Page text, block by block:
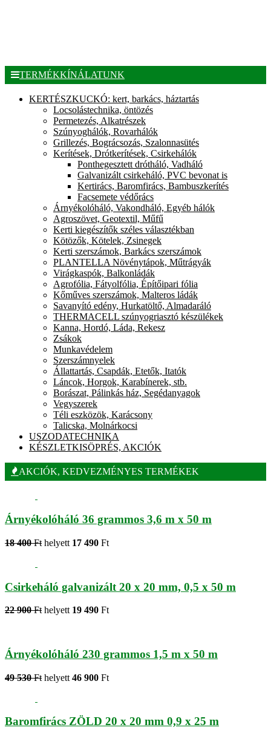
TERMÉKKÍNÁLATUNK
KERTÉSZKUCKÓ: kert, barkács, háztartás
Locsolástechnika, öntözés
Permetezés, Alkatrészek
Szúnyoghálók, Rovarhálók
Grillezés, Bográcsozás, Szalonnasütés
Kerítések, Drótkerítések, Csirkehálók
Ponthegesztett drótháló, Vadháló
Galvanizált csirkeháló, PVC bevonat is
Kertirács, Baromfirács, Bambuszkerítés
Facsemete védőrács
Árnyékolóháló, Vakondháló, Egyéb hálók
Agroszövet, Geotextil, Műfű
Kerti kiegészítők széles választékban
Kötözők, Kötelek, Zsinegek
Kerti szerszámok, Barkács szerszámok
PLANTELLA Növénytápok, Műtrágyák
Virágkaspók, Balkonládák
Agrofólia, Fátyolfólia, Építőipari fólia
Kőműves szerszámok, Malteros ládák
Savanyító edény, Hurkatöltő, Almadaráló
THERMACELL szúnyogriasztó készülékek
Kanna, Hordó, Láda, Rekesz
Zsákok
Munkavédelem
Szerszámnyelek
Állattartás, Csapdák, Etetők, Itatók
Láncok, Horgok, Karabínerek, stb.
Borászat, Pálinkás ház, Segédanyagok
Vegyszerek
Téli eszközök, Karácsony
Talicska, Molnárkocsi
USZODATECHNIKA
KÉSZLETKISÖPRÉS, AKCIÓK
AKCIÓK, KEDVEZMÉNYES TERMÉKEK
Árnyékolóháló 36 grammos 3,6 m x 50 m
18 400 Ft helyett 17 490 Ft
Csirkeháló galvanizált 20 x 20 mm, 0,5 x 50 m
22 900 Ft helyett 19 490 Ft
Árnyékolóháló 230 grammos 1,5 m x 50 m
49 530 Ft helyett 46 900 Ft
Baromfirács ZÖLD 20 x 20 mm 0,9 x 25 m